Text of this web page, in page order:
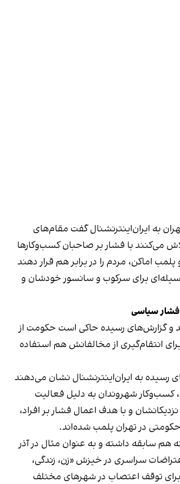
به ایران‌اینترنشنال گفت مقام‌های
می‌کنند با فشار بر صاحبان کسب‌وکارها
اماکن، مردم را در برابر هم قرار دهند
وسیله‌ای برای سرکوب و سانسور خودشان و
فشار سیاسی
و گزارش‌های رسیده حاکی است حکومت از
انتقام‌گیری از مخالفانش هم استفاده
رسیده به ایران‌اینترنشنال نشان می‌دهند
کسب‌وکار شهروندان به دلیل فعالیت
و با هدف اعمال فشار بر افراد،
در تهران پلمب شده‌اند.
هم سابقه داشته و به عنوان مثال در آذر
اعتراضات سراسری در خیزش «زن، زندگی،
برای توقف اعتصاب در شهرهای مختلف